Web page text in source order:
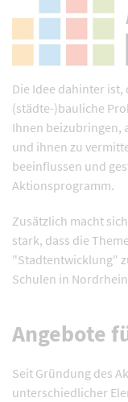
Die Idee dahinter ist,
(städte-)bauliche
Ihnen beizubringen,
und ihnen zu
beeinflussen und
Aktionsprogramm.
Zusätzlich macht
stark, dass die
"Stadtentwicklung"
Schulen in
Angebote
Seit Gründung des
unterschiedlicher